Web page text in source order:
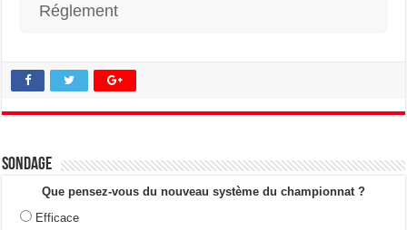
Réglement
Sondage
Que pensez-vous du nouveau système du championnat ?
Efficace